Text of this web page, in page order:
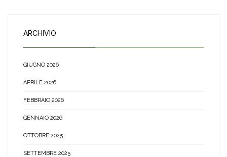
ARCHIVIO
GIUGNO 2026
APRILE 2026
FEBBRAIO 2026
GENNAIO 2026
OTTOBRE 2025
SETTEMBRE 2025